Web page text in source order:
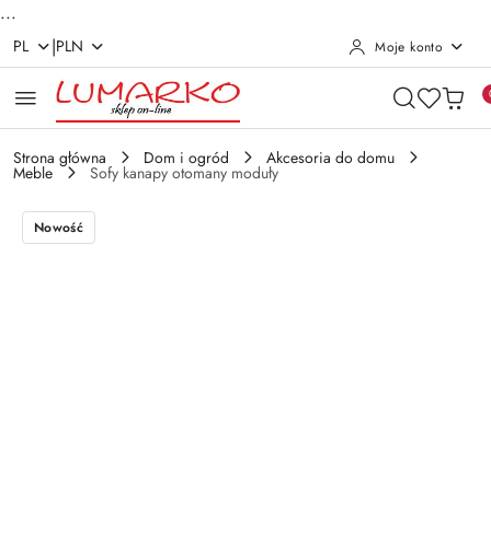
...
Przejdź do treści głównej
Przejdź do wyszukiwarki
Przejdź do moje konto
Przejdź do menu głównego
Przejdź do opisu produktu
Przejdź do stopki
PL |PLN Moje konto
Strona główna Dom i ogród Akcesoria do domu
Meble Sofy kanapy otomany moduły
Nowość